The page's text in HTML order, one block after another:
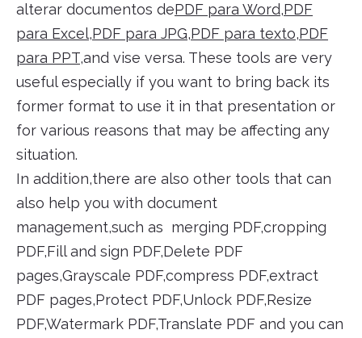
alterar documentos dePDF para Word,PDF
para Excel,PDF para JPG,PDF para texto,PDF
para PPT,and vise versa. These tools are very
useful especially if you want to bring back its
former format to use it in that presentation or
for various reasons that may be affecting any
situation.
In addition,there are also other tools that can
also help you with document
management,such as merging PDF,cropping
PDF,Fill and sign PDF,Delete PDF
pages,Grayscale PDF,compress PDF,extract
PDF pages,Protect PDF,Unlock PDF,Resize
PDF,Watermark PDF,Translate PDF and you can